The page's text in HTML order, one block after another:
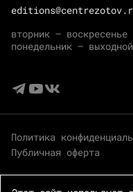
вторник —
понедельник — выходной
Политика
Публичная оферта